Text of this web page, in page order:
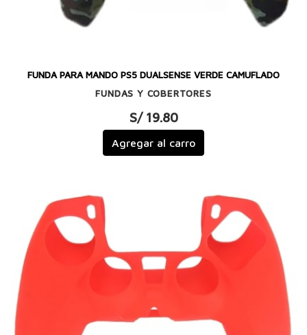
FUNDA PARA MANDO PS5 DUALSENSE VERDE CAMUFLADO
FUNDAS Y COBERTORES
S/ 19.80
Agregar al carro